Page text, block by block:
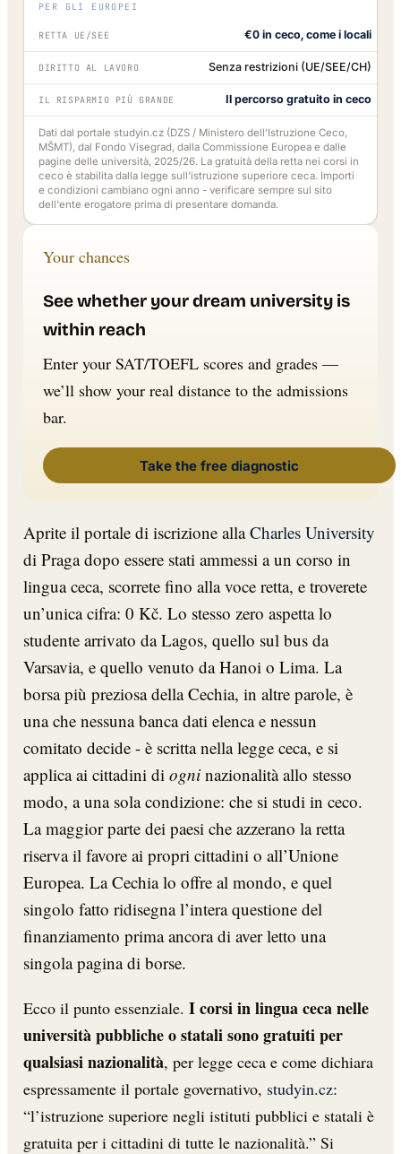
PER GLI EUROPEI
RETTA UE/SEE €0 in ceco, come i locali
DIRITTO AL LAVORO Senza restrizioni (UE/SEE/CH)
IL RISPARMIO PIÙ GRANDE Il percorso gratuito in ceco
Dati dal portale studyin.cz (DZS / Ministero dell'Istruzione Ceco,
MŠMT), dal Fondo Visegrad, dalla Commissione Europea e dalle
pagine delle università, 2025/26. La gratuità della retta nei corsi in
ceco è stabilita dalla legge sull'istruzione superiore ceca. Importi
e condizioni cambiano ogni anno - verificare sempre sul sito
dell'ente erogatore prima di presentare domanda.
Your chances
See whether your dream university is
within reach
Enter your SAT/TOEFL scores and grades —
we’ll show your real distance to the admissions
bar.
Take the free diagnostic
Aprite il portale di iscrizione allaCharles University
di Praga dopo essere stati ammessi a un corso in
lingua ceca, scorrete fino alla voce retta, e troverete
un’unica cifra: 0 Kč. Lo stesso zero aspetta lo
studente arrivato da Lagos, quello sul bus da
Varsavia, e quello venuto da Hanoi o Lima. La
borsa più preziosa della Cechia, in altre parole, è
una che nessuna banca dati elenca e nessun
comitato decide - è scritta nella legge ceca, e si
applica ai cittadini di ogni nazionalità allo stesso
modo, a una sola condizione: che si studi in ceco.
La maggior parte dei paesi che azzerano la retta
riserva il favore ai propri cittadini o all’Unione
Europea. La Cechia lo offre al mondo, e quel
singolo fatto ridisegna l’intera questione del
finanziamento prima ancora di aver letto una
singola pagina di borse.
Ecco il punto essenziale. I corsi in lingua ceca nelle
università pubbliche o statali sono gratuiti per
qualsiasi nazionalità, per legge ceca e come dichiara
espressamente il portale governativo, studyin.cz:
“l’istruzione superiore negli istituti pubblici e statali è
gratuita per i cittadini di tutte le nazionalità.” Si